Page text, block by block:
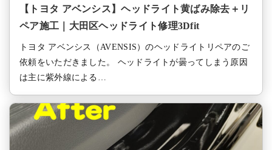
【トヨタ アベンシス】ヘッドライト黄ばみ除去＋リ
ペア施工｜大田区ヘッドライト修理3Dfit
トヨタ アベンシス（AVENSIS）のヘッドライトリペアのご
依頼をいただきました。 ヘッドライトが曇ってしまう原因
は主に紫外線による…